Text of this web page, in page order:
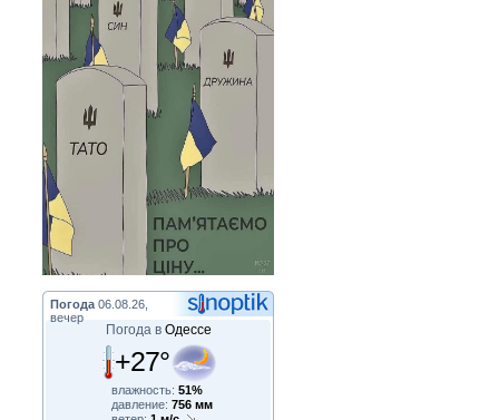
Погода 06.08.26,
вечер
Погода в Одессе
+27°
влажность: 51%
давление: 756 мм